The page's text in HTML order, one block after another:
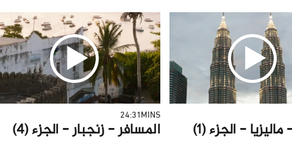
- الجزء (1)
24:31MINS
المسافر - زنجبار - الجزء (4)